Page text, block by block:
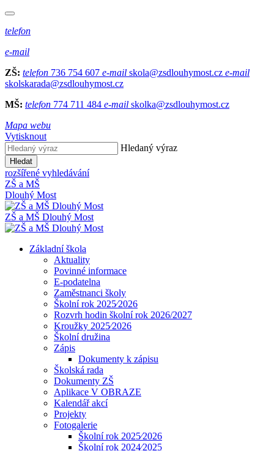
telefon
e-mail
ZŠ: telefon 736 754 607 e-mail skola@zsdlouhymost.cz e-mail
skolskarada@zsdlouhymost.cz
MŠ: telefon 774 711 484 e-mail skolka@zsdlouhymost.cz
Mapa webu
Vytisknout
Hledaný výraz
Hledat
rozšířené vyhledávání
ZŠ a MŠ
Dlouhý Most
ZŠ a MŠ Dlouhý Most
Základní škola
Aktuality
Povinné informace
E-podatelna
Zaměstnanci školy
Školní rok 2025⁄2026
Rozvrh hodin školní rok 2026/2027
Kroužky 2025⁄2026
Školní družina
Zápis
Dokumenty k zápisu
Školská rada
Dokumenty ZŠ
Aplikace V OBRAZE
Kalendář akcí
Projekty
Fotogalerie
Školní rok 2025⁄2026
Školní rok 2024⁄2025